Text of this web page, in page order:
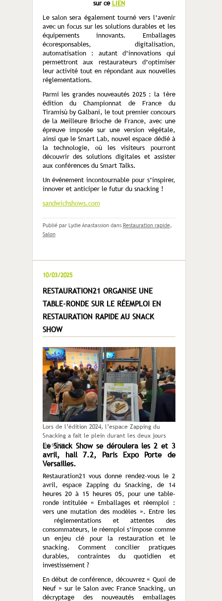
sur ce LIEN
Le salon sera également tourné vers l’avenir
avec un focus sur les solutions durables et les
équipements innovants. Emballages
écoresponsables, digitalisation,
automatisation : autant d’innovations qui
permettront aux restaurateurs d’optimiser
leur activité tout en répondant aux nouvelles
réglementations.
Parmi les grandes nouveautés 2025 : la 1ère
édition du Championnat de France du
Tiramisù by Galbani, le tout premier concours
de la Meilleure Brioche de France, avec une
épreuve imposée sur une version végétale,
ainsi que le Smart Lab, nouvel espace dédié à
la technologie, où les visiteurs pourront
découvrir des solutions digitales et assister
aux conférences du Smart Talks.
Un événement incontournable pour s’inspirer,
innover et anticiper le futur du snacking !
sandwichshows.com
Publié par Lydie Anastassion dans Restauration rapide,
Salon
10/03/2025
RESTAURATION21 ORGANISE UNE
TABLE-RONDE SUR LE RÉEMPLOI EN
RESTAURATION RAPIDE AU SNACK
SHOW
Lors de l’édition 2024, l’espace Zapping du
Snacking a fait le plein durant les deux jours
du salon.
Le Snack Show se déroulera les 2 et 3
avril, hall 7.2, Paris Expo Porte de
Versailles.
Restauration21 vous donne rendez-vous le 2
avril, espace Zapping du Snacking, de 14
heures 20 à 15 heures 05, pour une table-
ronde intitulée « Emballages et réemploi :
vers une mutation des modèles ». Entre les
réglementations et attentes des
consommateurs, le réemploi s’impose comme
un enjeu clé pour la restauration et le
snacking. Comment concilier pratiques
durables, contraintes du quotidien et
investissement ?
En début de conférence, découvrez « Quoi de
Neuf » sur le Salon avec France Snacking, un
décryptage des nouveautés emballages